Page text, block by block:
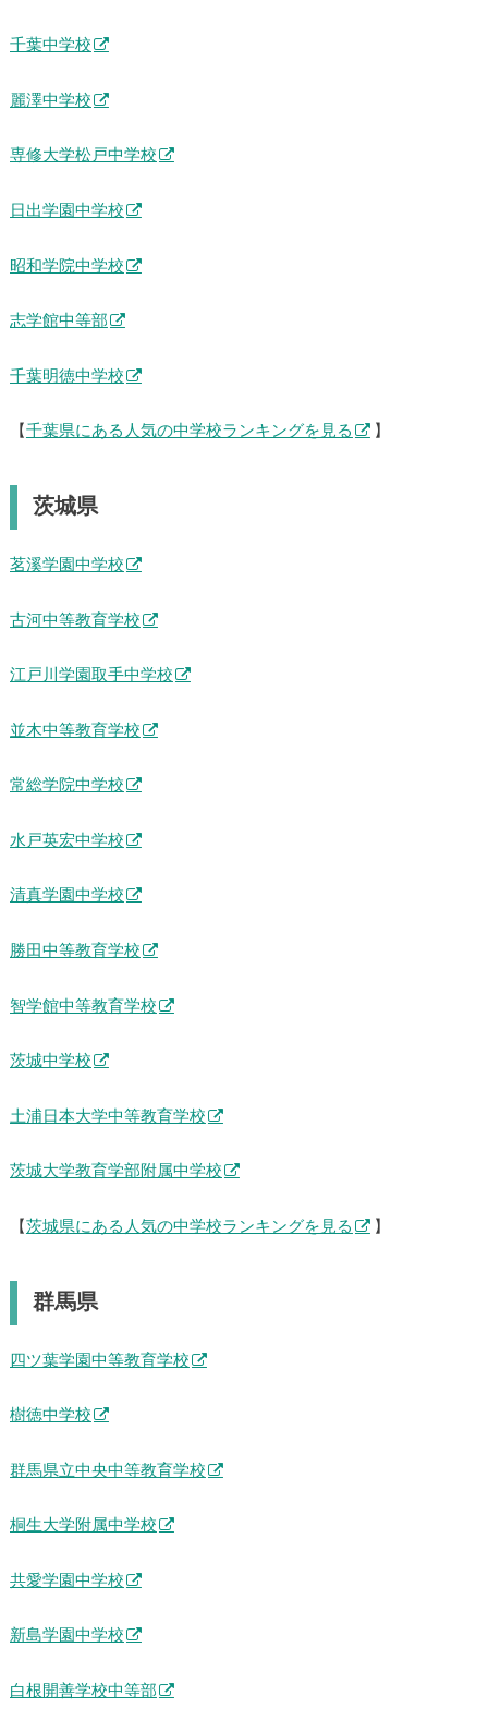
千葉中学校
麗澤中学校
専修大学松戸中学校
日出学園中学校
昭和学院中学校
志学館中等部
千葉明徳中学校
【 千葉県にある人気の中学校ランキングを見る 】
茨城県
茗溪学園中学校
古河中等教育学校
江戸川学園取手中学校
並木中等教育学校
常総学院中学校
水戸英宏中学校
清真学園中学校
勝田中等教育学校
智学館中等教育学校
茨城中学校
土浦日本大学中等教育学校
茨城大学教育学部附属中学校
【 茨城県にある人気の中学校ランキングを見る 】
群馬県
四ツ葉学園中等教育学校
樹徳中学校
群馬県立中央中等教育学校
桐生大学附属中学校
共愛学園中学校
新島学園中学校
白根開善学校中等部